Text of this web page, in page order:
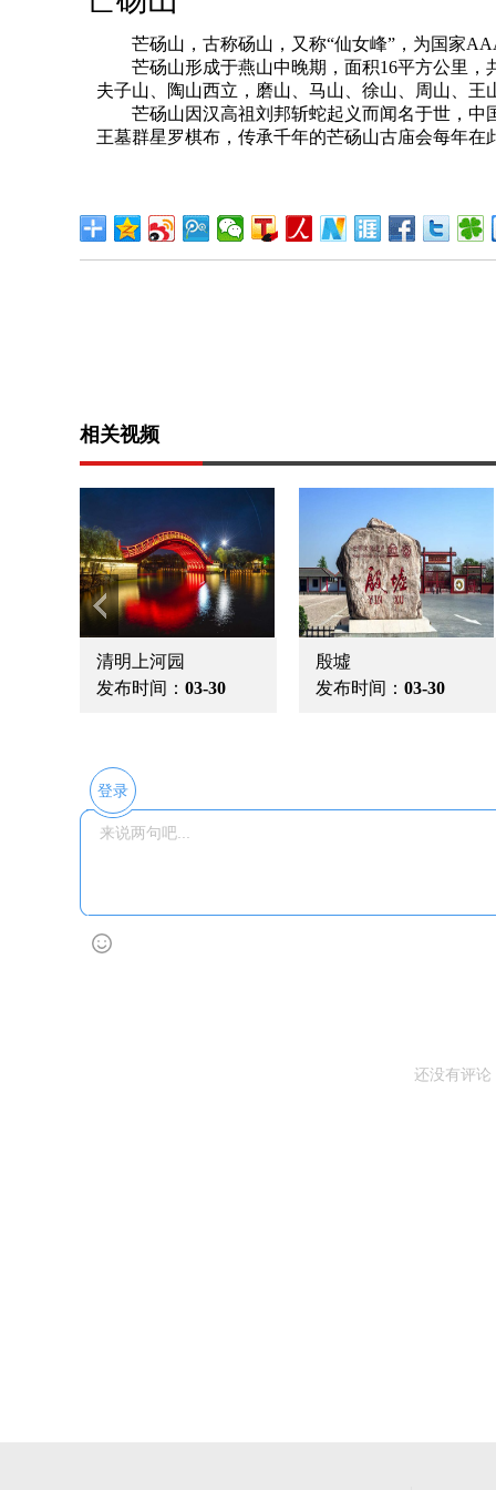
芒砀山，古称砀山，又称“仙女峰”，为国家
芒砀山形成于燕山中晚期，面积16平方公里，
夫子山、陶山西立，磨山、马山、徐山、周山、王
芒砀山因汉高祖刘邦斩蛇起义而闻名于世，中
王墓群星罗棋布，传承千年的芒砀山古庙会每年
相关视频
清明上河园
发布时间： 03-30
殷墟
发布时间： 03-30
登录
还没有评